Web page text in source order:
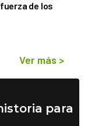
de los
Ver más >
para